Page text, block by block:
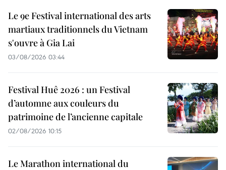
Le 9e Festival international des arts
martiaux traditionnels du Vietnam
s'ouvre à Gia Lai
03/08/2026 03:44
Festival Huê 2026 : un Festival
d’automne aux couleurs du
patrimoine de l’ancienne capitale
02/08/2026 10:15
Le Marathon international du